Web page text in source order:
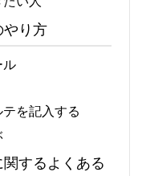
やり方
ル
を記入する
するよくある